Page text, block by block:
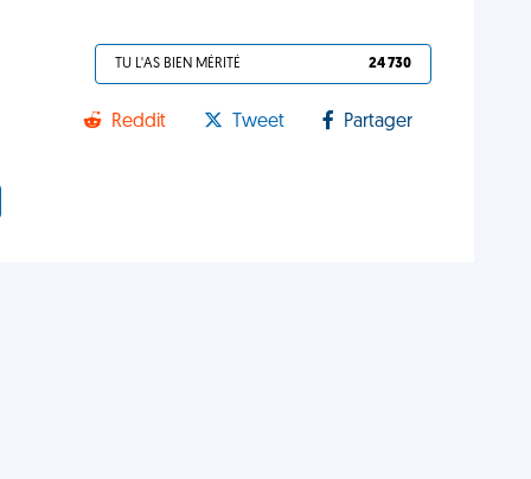
TU L'AS BIEN MÉRITÉ 24 730
Reddit Tweet Partager